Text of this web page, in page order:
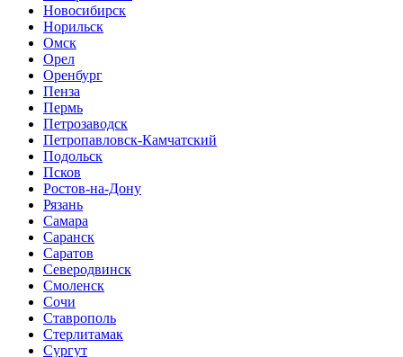
Новосибирск
Норильск
Омск
Орел
Оренбург
Пенза
Пермь
Петрозаводск
Петропавловск-Камчатский
Подольск
Псков
Ростов-на-Дону
Рязань
Самара
Саранск
Саратов
Северодвинск
Смоленск
Сочи
Ставрополь
Стерлитамак
Сургут